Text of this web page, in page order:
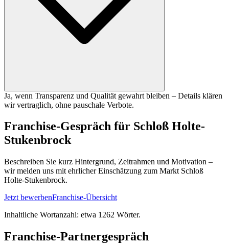
Ja, wenn Transparenz und Qualität gewahrt bleiben – Details klären
wir vertraglich, ohne pauschale Verbote.
Franchise-Gespräch für Schloß Holte-
Stukenbrock
Beschreiben Sie kurz Hintergrund, Zeitrahmen und Motivation –
wir melden uns mit ehrlicher Einschätzung zum Markt Schloß
Holte-Stukenbrock.
Jetzt bewerbenFranchise-Übersicht
Inhaltliche Wortanzahl: etwa 1262 Wörter.
Franchise-Partnergespräch